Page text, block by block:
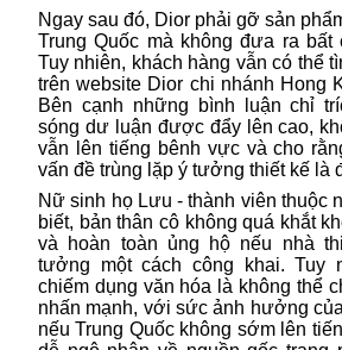
Ngay sau đó, Dior phải gỡ sản
Trung Quốc mà không đưa ra bất
Tuy nhiên, khách hàng vẫn có thể
trên website Dior chi nhánh Hong
Bên cạnh những bình luận chỉ
sóng dư luận được đẩy lên cao,
vẫn lên tiếng bênh vực và cho
vấn đề trùng lặp ý tưởng thiết kế là
Nữ sinh họ Lưu - thành viên thuộc
biết, bản thân cô không quá khắt
và hoàn toàn ủng hộ nếu nhà
tưởng một cách công khai. Tuy
chiếm dụng văn hóa là không thể
nhấn mạnh, với sức ảnh hưởng
nếu Trung Quốc không sớm lên